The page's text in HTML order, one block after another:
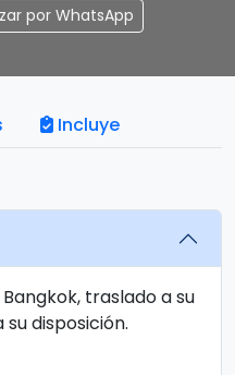
por WhatsApp
Incluye
traslado a su
disposición.